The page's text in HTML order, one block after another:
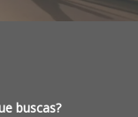
buscas?